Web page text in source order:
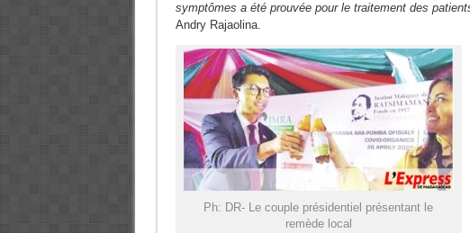
symptômes a été prouvée pour le traitement des
Andry Rajaolina.
Ph: DR- Le couple présidentiel présentant le
remède local